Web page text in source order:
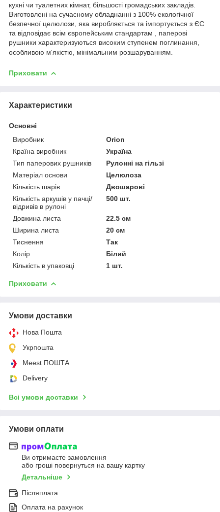
кухні чи туалетних кімнат, більшості громадських закладів.
Виготовлені на сучасному обладнанні з 100% екологічної
безпечної целюлози, яка виробляється та імпортується з ЄС
та відповідає всім європейським стандартам ​​​​​​​, паперові
рушники характеризуються високим ступенем поглинання,
особливою м'якістю, мінімальним розшаруванням​​​​​​​.
Приховати
Характеристики
Основні
Виробник
Orion
Країна виробник
Україна
Тип паперових рушників
Рулонні на гільзі
Матеріал основи
Целюлоза
Кількість шарів
Двошарові
Кількість аркушів у пачці/
відривів в рулоні
500 шт.
Довжина листа
22.5 см
Ширина листа
20 см
Тиснення
Так
Колір
Білий
Кількість в упаковці
1 шт.
Приховати
Умови доставки
Нова Пошта
Укрпошта
Meest ПОШТА
Delivery
Всі умови доставки
Умови оплати
Ви отримаєте замовлення
або гроші повернуться на вашу картку
Детальніше
Післяплата
Оплата на рахунок